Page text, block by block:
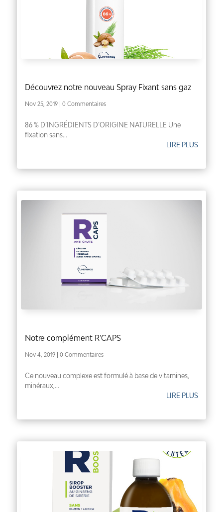
Découvrez notre nouveau Spray Fixant sans gaz
Nov 25, 2019| 0 Commentaires
86 % D’INGRÉDIENTS D’ORIGINE NATURELLE Une
fixation sans...
LIRE PLUS
Notre complément R’CAPS
Nov 4, 2019| 0 Commentaires
Ce nouveau complexe est formulé à base de vitamines,
minéraux,...
LIRE PLUS